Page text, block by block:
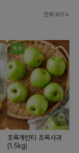
전체 보기
특가
초록개런티 초록사과
(1.5kg)